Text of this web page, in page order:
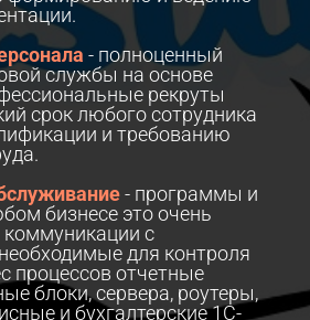
- полноценный
службы на основе
рекруты
срок любого сотрудника
и требованию
- программы и
бизнесе это очень
с
для контроля
процессов отчетные
блоки, сервера, роутеры,
и бухгалтерские 1С-